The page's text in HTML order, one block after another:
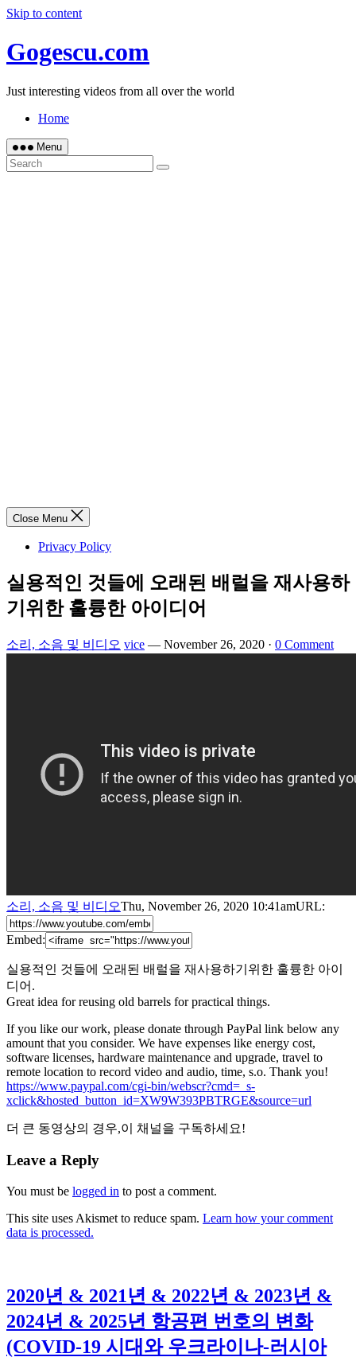
Skip to content
Gogescu.com
Just interesting videos from all over the world
Home
Menu
Close Menu
Privacy Policy
실용적인 것들에 오래된 배럴을 재사용하
기위한 훌륭한 아이디어
소리, 소음 및 비디오 vice — November 26, 2020 · 0 Comment
소리, 소음 및 비디오Thu, November 26, 2020 10:41amURL:
Embed:
실용적인 것들에 오래된 배럴을 재사용하기위한 훌륭한 아이
디어.
Great idea for reusing old barrels for practical things.
If you like our work, please donate through PayPal link below any
amount that you consider. We have expenses like energy cost,
software licenses, hardware maintenance and upgrade, travel to
remote location to record video and audio, time, s.o. Thank you!
https://www.paypal.com/cgi-bin/webscr?cmd=_s-
xclick&hosted_button_id=XW9W393PBTRGE&source=url
더 큰 동영상의 경우,이 채널을 구독하세요!
Leave a Reply
You must be logged in to post a comment.
This site uses Akismet to reduce spam. Learn how your comment
data is processed.
2020년 & 2021년 & 2022년 & 2023년 &
2024년 & 2025년 항공편 번호의 변화
(COVID-19 시대와 우크라이나-러시아